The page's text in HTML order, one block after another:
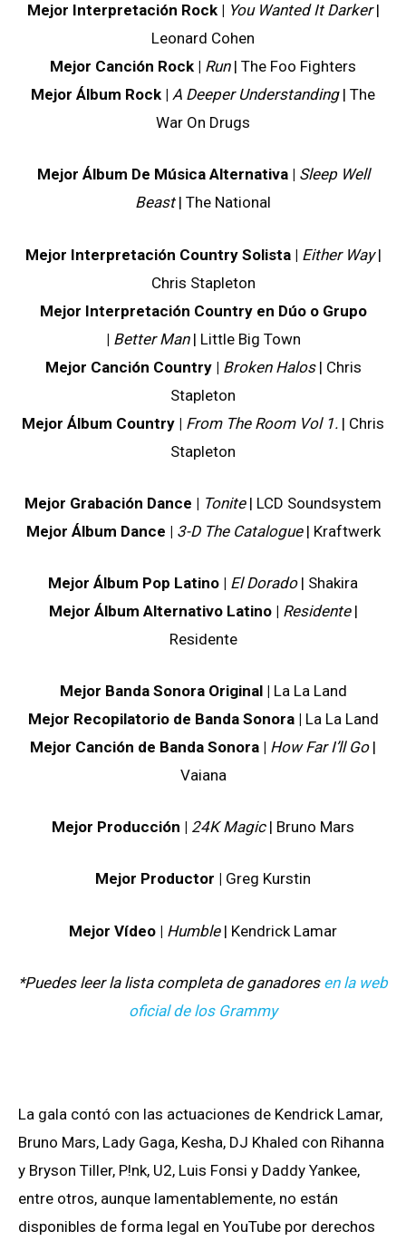
Mejor Interpretación Rock | You Wanted It Darker|
Leonard Cohen
Mejor Canción Rock | Run| The Foo Fighters
Mejor Álbum Rock | A Deeper Understanding| The
War On Drugs
Mejor Álbum De Música Alternativa | Sleep Well
Beast| The National
Mejor Interpretación Country Solista | Either Way|
Chris Stapleton
Mejor Interpretación Country en Dúo o Grupo
| Better Man| Little Big Town
Mejor Canción Country | Broken Halos| Chris
Stapleton
Mejor Álbum Country | From The Room Vol 1. | Chris
Stapleton
Mejor Grabación Dance | Tonite| LCD Soundsystem
Mejor Álbum Dance | 3-D The Catalogue| Kraftwerk
Mejor Álbum Pop Latino | El Dorado| Shakira
Mejor Álbum Alternativo Latino | Residente|
Residente
Mejor Banda Sonora Original | La La Land
Mejor Recopilatorio de Banda Sonora | La La Land
Mejor Canción de Banda Sonora | How Far I’ll Go|
Vaiana
Mejor Producción | 24K Magic| Bruno Mars
Mejor Productor | Greg Kurstin
Mejor Vídeo | Humble| Kendrick Lamar
*Puedes leer la lista completa de ganadores en la web
oficial de los Grammy
La gala contó con las actuaciones de Kendrick Lamar,
Bruno Mars, Lady Gaga, Kesha, DJ Khaled con Rihanna
y Bryson Tiller, P!nk, U2, Luis Fonsi y Daddy Yankee,
entre otros, aunque lamentablemente, no están
disponibles de forma legal en YouTube por derechos